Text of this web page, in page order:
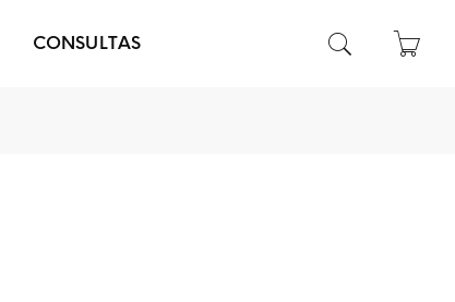
CONSULTAS